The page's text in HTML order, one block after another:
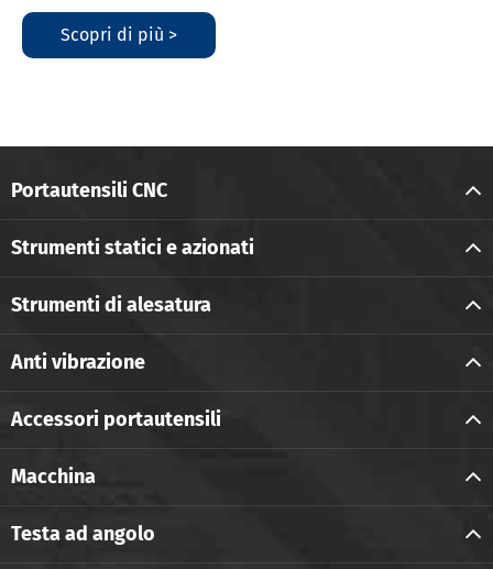
Scopri di più >
Portautensili CNC
Strumenti statici e azionati
Strumenti di alesatura
Anti vibrazione
Accessori portautensili
Macchina
Testa ad angolo